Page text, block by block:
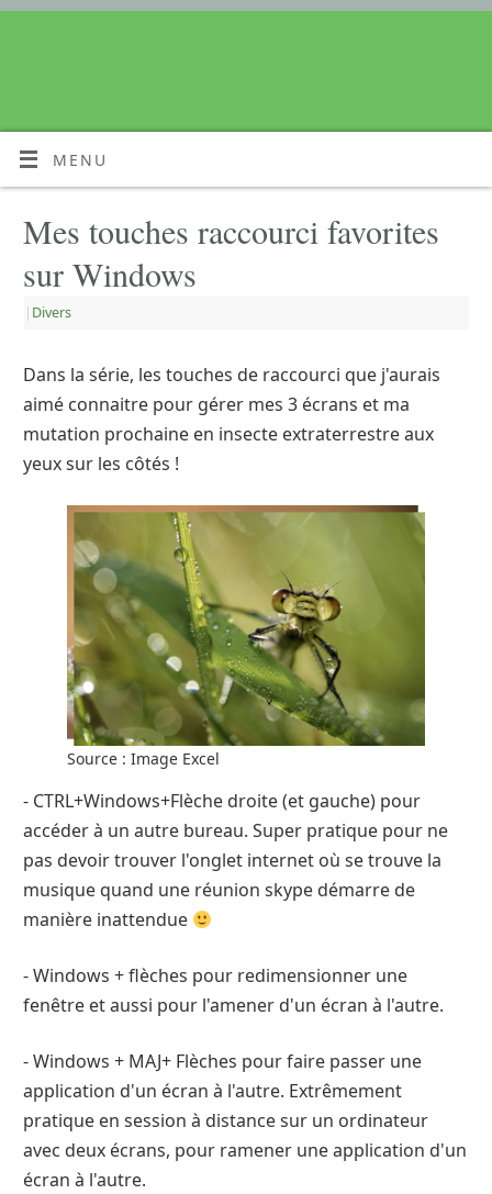
MENU
Mes touches raccourci favorites
sur Windows
| Divers
Dans la série, les touches de raccourci que j'aurais
aimé connaitre pour gérer mes 3 écrans et ma
mutation prochaine en insecte extraterrestre aux
yeux sur les côtés !
Source : Image Excel
- CTRL+Windows+Flèche droite (et gauche) pour
accéder à un autre bureau. Super pratique pour ne
pas devoir trouver l'onglet internet où se trouve la
musique quand une réunion skype démarre de
manière inattendue
- Windows + flèches pour redimensionner une
fenêtre et aussi pour l'amener d'un écran à l'autre.
- Windows + MAJ+ Flèches pour faire passer une
application d'un écran à l'autre. Extrêmement
pratique en session à distance sur un ordinateur
avec deux écrans, pour ramener une application d'un
écran à l'autre.